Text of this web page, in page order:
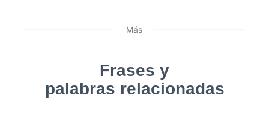
Más
Frases y
palabras relacionadas